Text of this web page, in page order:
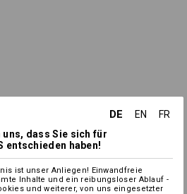
DE EN
FR
uns, dass Sie sich für
entschieden haben!
ist unser Anliegen! Einwandfreie
Inhalte und ein reibungsloser Ablauf -
und weiterer, von uns eingesetzter